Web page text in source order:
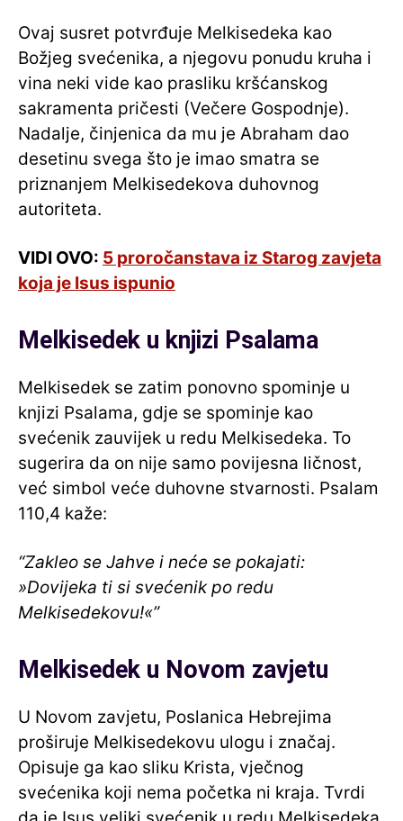
Ovaj susret potvrđuje Melkisedeka kao
Božjeg svećenika, a njegovu ponudu kruha i
vina neki vide kao prasliku kršćanskog
sakramenta pričesti (Večere Gospodnje).
Nadalje, činjenica da mu je Abraham dao
desetinu svega što je imao smatra se
priznanjem Melkisedekova duhovnog
autoriteta.
VIDI OVO: 5 proročanstava iz Starog zavjeta
koja je Isus ispunio
Melkisedek u knjizi Psalama
Melkisedek se zatim ponovno spominje u
knjizi Psalama, gdje se spominje kao
svećenik zauvijek u redu Melkisedeka. To
sugerira da on nije samo povijesna ličnost,
već simbol veće duhovne stvarnosti. Psalam
110,4 kaže:
“Zakleo se Jahve i neće se pokajati:
»Dovijeka ti si svećenik po redu
Melkisedekovu!«”
Melkisedek u Novom zavjetu
U Novom zavjetu, Poslanica Hebrejima
proširuje Melkisedekovu ulogu i značaj.
Opisuje ga kao sliku Krista, vječnog
svećenika koji nema početka ni kraja. Tvrdi